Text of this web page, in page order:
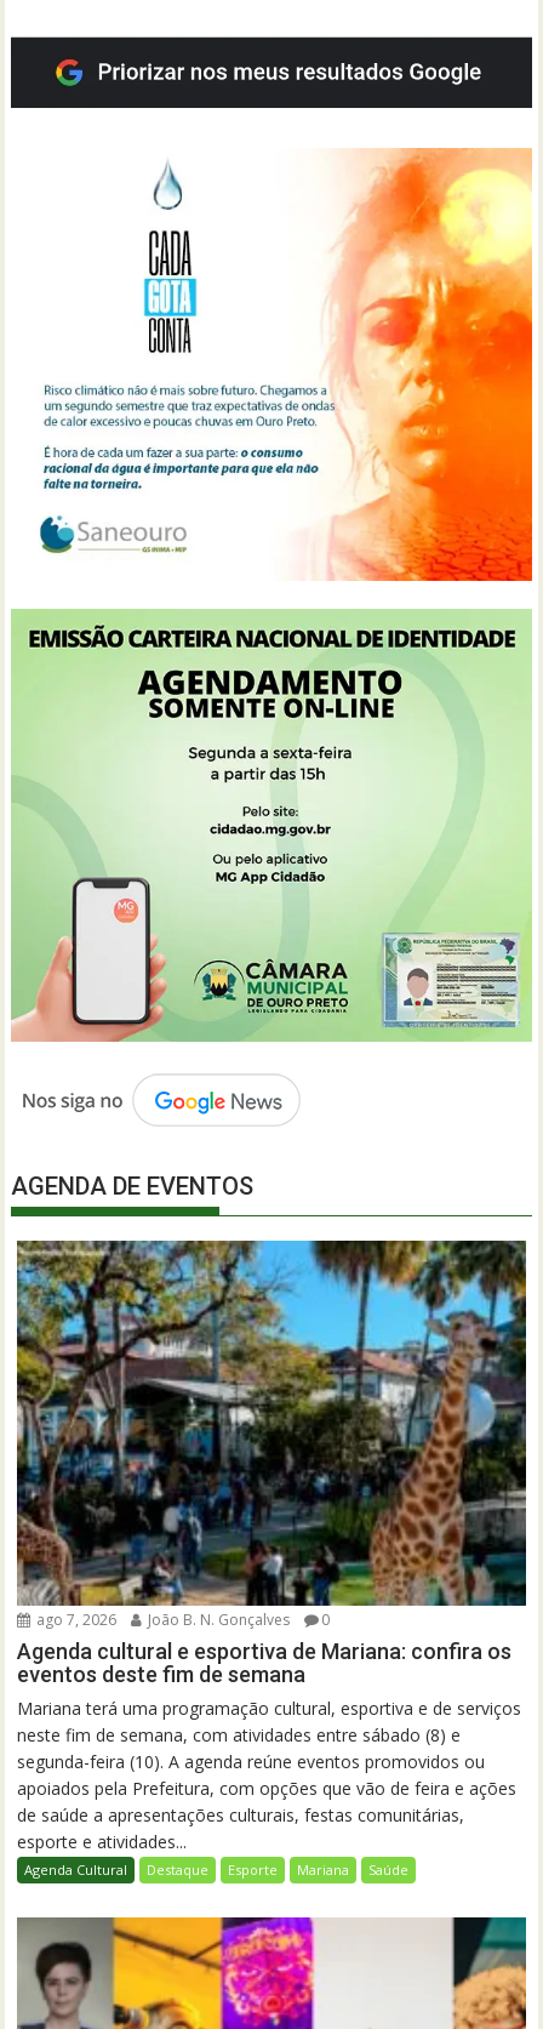
AGENDA DE EVENTOS
ago 7, 2026 João B. N. Gonçalves 0
Agenda cultural e esportiva de Mariana: confira os
eventos deste fim de semana
Mariana terá uma programação cultural, esportiva e de serviços
neste fim de semana, com atividades entre sábado (8) e
segunda-feira (10). A agenda reúne eventos promovidos ou
apoiados pela Prefeitura, com opções que vão de feira e ações
de saúde a apresentações culturais, festas comunitárias,
esporte e atividades...
Agenda Cultural Destaque Esporte Mariana Saúde